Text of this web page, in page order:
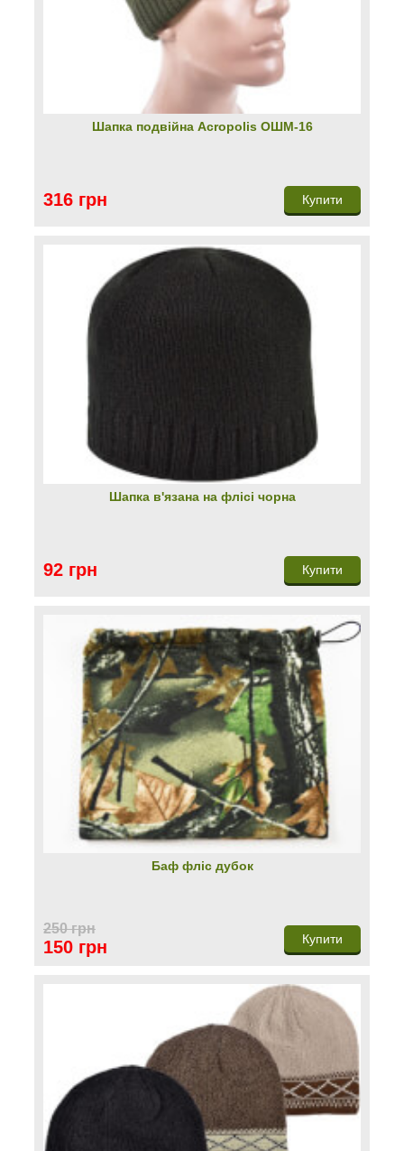
Шапка подвійна Acropolis ОШМ-16
316 грн Купити
Шапка в'язана на флісі чорна
92 грн Купити
Баф фліс дубок
250 грн
150 грн Купити